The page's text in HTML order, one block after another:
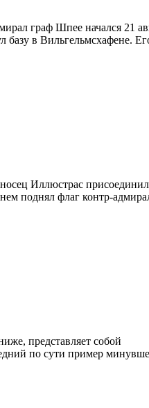
граф Шпее начался 21
базу в Вильгельмсхафене.
Иллюстрас
поднял флаг контр-
представляет собой
по сути пример